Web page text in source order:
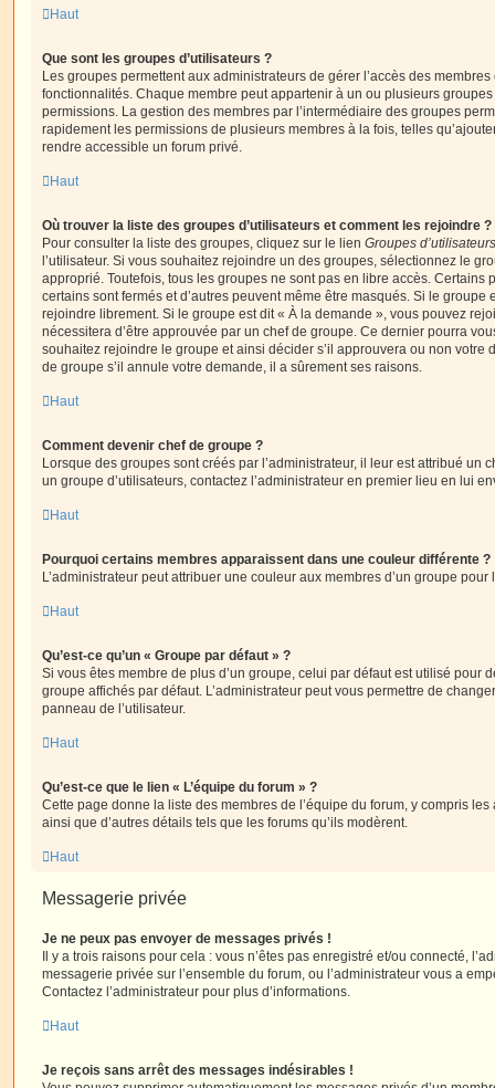
Haut
Que sont les groupes d’utilisateurs ?
Les groupes permettent aux administrateurs de gérer l’accès des
fonctionnalités. Chaque membre peut appartenir à un ou plusieurs
permissions. La gestion des membres par l’intermédiaire des groupes
rapidement les permissions de plusieurs membres à la fois, telles
rendre accessible un forum privé.
Haut
Où trouver la liste des groupes d’utilisateurs et comment les rejoindre ?
Pour consulter la liste des groupes, cliquez sur le lien Groupes d’utilisateurs
l’utilisateur. Si vous souhaitez rejoindre un des groupes, sélectionnez le
approprié. Toutefois, tous les groupes ne sont pas en libre accès. Certains
certains sont fermés et d’autres peuvent même être masqués. Si le groupe
rejoindre librement. Si le groupe est dit « À la demande », vous pouvez
nécessitera d’être approuvée par un chef de groupe. Ce dernier pourra
souhaitez rejoindre le groupe et ainsi décider s’il approuvera ou non votre
de groupe s’il annule votre demande, il a sûrement ses raisons.
Haut
Comment devenir chef de groupe ?
Lorsque des groupes sont créés par l’administrateur, il leur est attribué un
un groupe d’utilisateurs, contactez l’administrateur en premier lieu en lui
Haut
Pourquoi certains membres apparaissent dans une couleur différente ?
L’administrateur peut attribuer une couleur aux membres d’un groupe
Haut
Qu’est-ce qu’un « Groupe par défaut » ?
Si vous êtes membre de plus d’un groupe, celui par défaut est utilisé pour
groupe affichés par défaut. L’administrateur peut vous permettre de
panneau de l’utilisateur.
Haut
Qu’est-ce que le lien « L’équipe du forum » ?
Cette page donne la liste des membres de l’équipe du forum, y compris
ainsi que d’autres détails tels que les forums qu’ils modèrent.
Haut
Messagerie privée
Je ne peux pas envoyer de messages privés !
Il y a trois raisons pour cela : vous n’êtes pas enregistré et/ou connecté,
messagerie privée sur l’ensemble du forum, ou l’administrateur vous a
Contactez l’administrateur pour plus d’informations.
Haut
Je reçois sans arrêt des messages indésirables !